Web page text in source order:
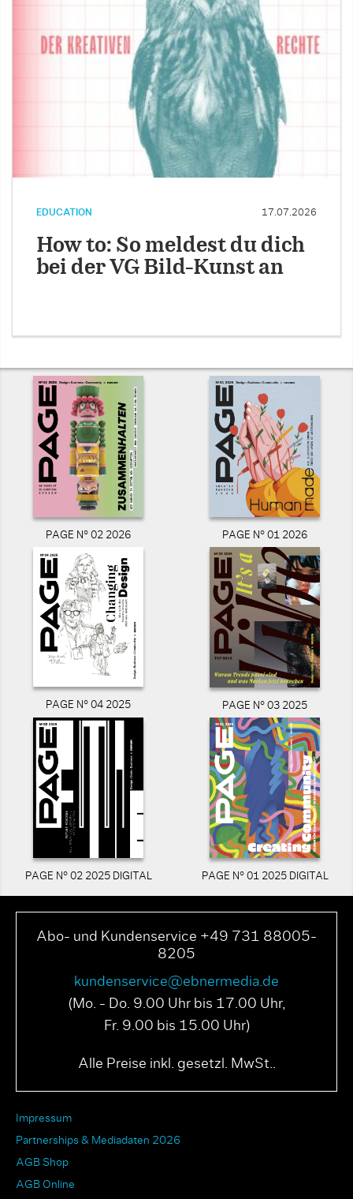
EDUCATION 17.07.2026
How to: So meldest du dich
bei der VG Bild-Kunst an
PAGE N° 02 2026 PAGE N° 01 2026
PAGE N° 04 2025 PAGE N° 03 2025
PAGE N° 02 2025 DIGITAL PAGE N° 01 2025 DIGITAL
Abo- und Kundenservice +49 731 88005-
8205
kundenservice@ebnermedia.de
(Mo. - Do. 9.00 Uhr bis 17.00 Uhr,
Fr. 9.00 bis 15.00 Uhr)
Alle Preise inkl. gesetzl. MwSt..
Impressum
Partnerships & Mediadaten 2026
AGB Shop
AGB Online